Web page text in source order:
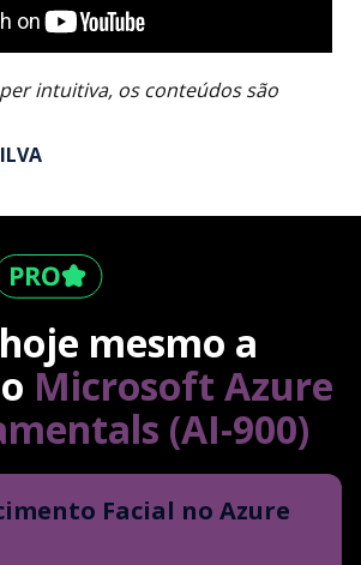
intuitiva, os conteúdos são
mesmo a
Microsoft Azure
(AI-900)
Facial no Azure